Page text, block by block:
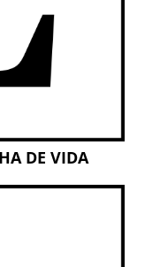
DE VIDA